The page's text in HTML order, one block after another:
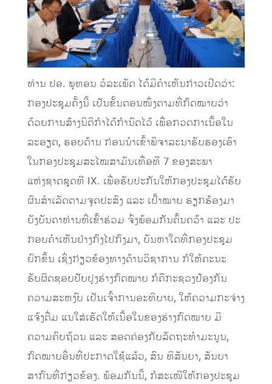
ທ່ານ ປອ. ພູທອນ ວໍລະເພັດ ໄດ້ມີຄຳເຫັນກ່າວເປີດວ່າ:
ກອງປະຊຸມຄັ້ງນີ້ ເປັນຂັ້ນຕອນໜຶ່ງຕາມທີ່ກົດໝາຍວ່າ
ດ້ວຍການສ້າງນິຕິກຳໄດ້ກຳນົດໄວ້ ເພື່ອກວດກາເນື້ອໃນ
ລະອຽດ, ຮອບດ້ານ ກ່ອນນຳເຂົ້າພິຈາລະນາຮັບຮອງເອົາ
ໃນກອງປະຊຸມສະໄໝສາມັນເທື່ອທີ 7 ຂອງສະພາ
ແຫ່ງຊາດຊຸດທີ IX. ເພື່ອຮັບປະກັນໃຫ້ກອງປະຊຸມໄດ້ຮັບ
ຜົນສຳເລັດຕາມຈຸດປະສົງ ແລະ ເປົ້າໝາຍ ຮຽກຮ້ອງມາ
ຍັງບັນດາທ່ານທີ່ເຂົ້າຮ່ວມ ຈົ່ງພ້ອມກັນຄົ້ນຄວ້າ ແລະ ປະ
ກອບຄໍາເຫັນຢ່າງກົງໄປກົງມາ, ບັນຫາໃດທີ່ກອງປະຊຸມ
ຍົກຂຶ້ນ ເຊິ່ງກ່ຽວຂ້ອງທາງດ້ານວິຊາການ ກໍໃຫ້ຄະນະ
ຮັບຜິດຊອບປັບປຸງຮ່າງກົດໝາຍ ກໍຄືກະຊວງປ້ອງກັນ
ຄວາມສະຫງົບ ເປັນເຈົ້າການອະທິບາຍ, ໃຫ້ຄວາມກະຈ່າງ
ແຈ້ງຕື່ມ ແນໃສ່ເຮັດໃຫ້ເນື້ອໃນຂອງຮ່າງກົດໝາຍ ມີ
ຄວາມຄົບຖ້ວນ ແລະ ສອດຄ່ອງກັບລັດຖະທຳມະນູນ,
ກົດໝາຍອື່ນທີ່ປະກາດໃຊ້ແລ້ວ, ສົນ ທິສັນຍາ, ສັນຍາ
ສາກົນທີ່ກ່ຽວຂ້ອງ. ພ້ອມກັນນີ້, ກໍສະເໜີໃຫ້ກອງປະຊຸມ